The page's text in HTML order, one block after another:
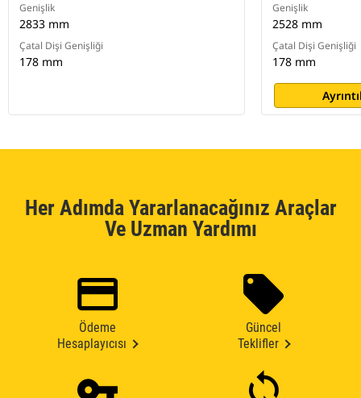
Genişlik
2833 mm
Çatal Dişi Genişliği
178 mm
Genişlik
2528 mm
Çatal Dişi Genişliği
178 mm
Her Adımda Yararlanacağınız Araçlar
Ve Uzman Yardımı
Ödeme
Hesaplayıcısı
Güncel
Teklifler